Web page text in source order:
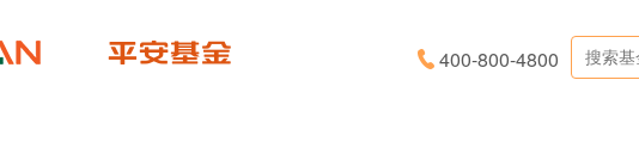
400-800-4800